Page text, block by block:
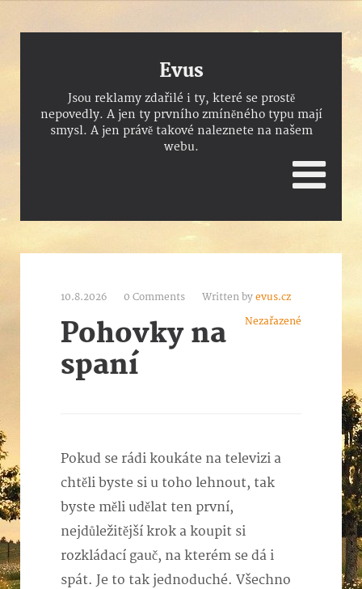
Evus
Jsou reklamy zdařilé i ty, které se prostě
nepovedly. A jen ty prvního zmíněného typu mají
smysl. A jen právě takové naleznete na našem
webu.
10.8.2026 0 Comments Written by evus.cz
Nezařazené
Pohovky na
spaní
Pokud se rádi koukáte na televizi a
chtěli byste si u toho lehnout, tak
byste měli udělat ten první,
nejdůležitější krok a koupit si
rozkládací gauč, na kterém se dá i
spát. Je to tak jednoduché. Všechno